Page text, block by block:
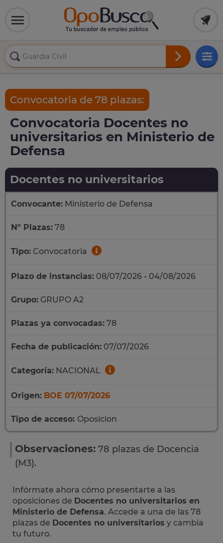
Convocatoria de 78 plazas:
Convocatoria Docentes no
universitarios en Ministerio de
Defensa
Docentes no universitarios
Convocante: Ministerio de Defensa
Nº Plazas: 78
Tipo: Convocatoria
Plazo de instancias: 08/07/2026 - 04/08/2026
Grupo: GRUPO A2
Plazas ya convocadas: 78
Fecha de publicación: 07/07/2026
Categoría: NACIONAL
Origen: BOE 07/07/2026
Tipo de acceso: Oposicion
Observaciones: 78 plazas de Docencia
(M3).
Infórmate ahora cómo presentarte a las
oposiciones de Docentes no universitarios en
Ministerio de Defensa. Accede a una de las 78
plazas de Docentes no universitarios y cambia
tu futuro.